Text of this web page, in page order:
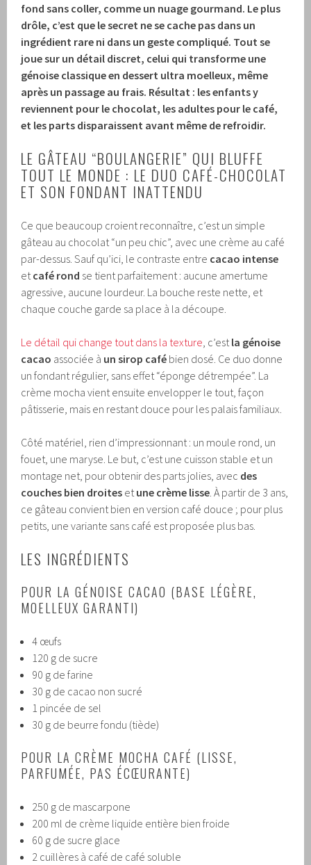
fond sans coller, comme un nuage gourmand. Le plus
drôle, c’est que le secret ne se cache pas dans un
ingrédient rare ni dans un geste compliqué. Tout se
joue sur un détail discret, celui qui transforme une
génoise classique en dessert ultra moelleux, même
après un passage au frais. Résultat : les enfants y
reviennent pour le chocolat, les adultes pour le café,
et les parts disparaissent avant même de refroidir.
LE GÂTEAU “BOULANGERIE” QUI BLUFFE
TOUT LE MONDE : LE DUO CAFÉ-CHOCOLAT
ET SON FONDANT INATTENDU
Ce que beaucoup croient reconnaître, c’est un simple
gâteau au chocolat “un peu chic”, avec une crème au café
par-dessus. Sauf qu’ici, le contraste entre cacao intense
etcafé rond se tient parfaitement : aucune amertume
agressive, aucune lourdeur. La bouche reste nette, et
chaque couche garde sa place à la découpe.
Le détail qui change tout dans la texture, c’estla génoise
cacao associée à un sirop café bien dosé. Ce duo donne
un fondant régulier, sans effet “éponge détrempée”. La
crème mocha vient ensuite envelopper le tout, façon
pâtisserie, mais en restant douce pour les palais familiaux.
Côté matériel, rien d’impressionnant : un moule rond, un
fouet, une maryse. Le but, c’est une cuisson stable et un
montage net, pour obtenir des parts jolies, avec des
couches bien droites etune crème lisse. À partir de 3 ans,
ce gâteau convient bien en version café douce ; pour plus
petits, une variante sans café est proposée plus bas.
LES INGRÉDIENTS
POUR LA GÉNOISE CACAO (BASE LÉGÈRE,
MOELLEUX GARANTI)
4 œufs
120 g de sucre
90 g de farine
30 g de cacao non sucré
1 pincée de sel
30 g de beurre fondu (tiède)
POUR LA CRÈME MOCHA CAFÉ (LISSE,
PARFUMÉE, PAS ÉCŒURANTE)
250 g de mascarpone
200 ml de crème liquide entière bien froide
60 g de sucre glace
2 cuillères à café de café soluble